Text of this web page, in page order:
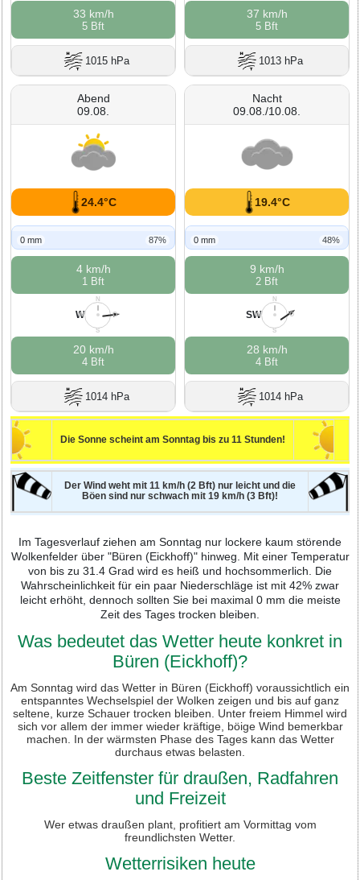
33 km/h
5 Bft
1015 hPa
37 km/h
5 Bft
1013 hPa
Abend
09.08.
24.4°C
0 mm 87%
4 km/h
1 Bft
N
O
S
W
W
20 km/h
4 Bft
1014 hPa
Nacht
09.08./10.08.
19.4°C
0 mm 48%
9 km/h
2 Bft
N
O
S
W
SW
28 km/h
4 Bft
1014 hPa
Die Sonne scheint am Sonntag bis zu 11 Stunden!
Der Wind weht mit 11 km/h (2 Bft) nur leicht und die
Böen sind nur schwach mit 19 km/h (3 Bft)!
Im Tagesverlauf ziehen am Sonntag nur lockere kaum störende
Wolkenfelder über "Büren (Eickhoff)" hinweg. Mit einer Temperatur
von bis zu 31.4 Grad wird es heiß und hochsommerlich. Die
Wahrscheinlichkeit für ein paar Niederschläge ist mit 42% zwar
leicht erhöht, dennoch sollten Sie bei maximal 0 mm die meiste
Zeit des Tages trocken bleiben.
Was bedeutet das Wetter heute konkret in
Büren (Eickhoff)?
Am Sonntag wird das Wetter in Büren (Eickhoff) voraussichtlich ein
entspanntes Wechselspiel der Wolken zeigen und bis auf ganz
seltene, kurze Schauer trocken bleiben. Unter freiem Himmel wird
sich vor allem der immer wieder kräftige, böige Wind bemerkbar
machen. In der wärmsten Phase des Tages kann das Wetter
durchaus etwas belasten.
Beste Zeitfenster für draußen, Radfahren
und Freizeit
Wer etwas draußen plant, profitiert am Vormittag vom
freundlichsten Wetter.
Wetterrisiken heute